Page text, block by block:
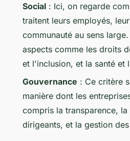
Social : Ici, on regarde
traitent leurs employés,
communauté au sens
aspects comme les droits
et l'inclusion, et la santé et
Gouvernance : Ce critère
manière dont les
compris la transparence,
dirigeants, et la gestion